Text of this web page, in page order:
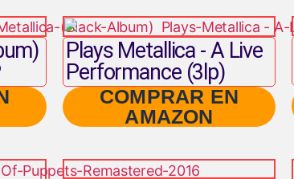
Plays Metallica - A Live
Performance (3lp)
COMPRAR EN
AMAZON